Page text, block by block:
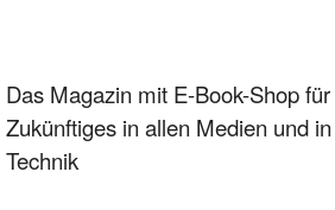
Das Magazin mit E-Book-Shop
Zukünftiges in allen Medien und
Technik